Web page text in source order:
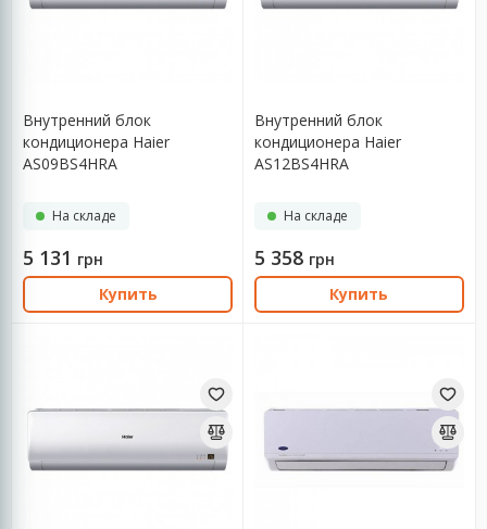
Haier
LG
Mitsubishi Heavy
Исполнение
Тип компрессора
Модель
Внутренний блок
кондиционера Haier
AS09BS4HRA
На складе
5 131 грн
Купить
Внутренний блок
кондиционера Haier
AS12BS4HRA
На складе
5 358 грн
Купить